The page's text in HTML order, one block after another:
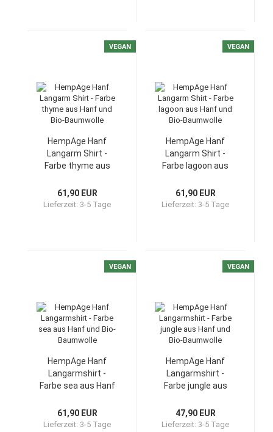
VEGAN
HempAge Hanf
Langarm Shirt -
Farbe thyme aus
Baumwolle
61,90 EUR
Lieferzeit: 3-5 Tage
VEGAN
HempAge Hanf
Langarm Shirt -
Farbe lagoon aus
Baumwolle
61,90 EUR
Lieferzeit: 3-5 Tage
VEGAN
HempAge Hanf
Langarmshirt -
Farbe sea aus Hanf
61,90 EUR
Lieferzeit: 3-5 Tage
VEGAN
HempAge Hanf
Langarmshirt -
Farbe jungle aus
Baumwolle
47,90 EUR
Lieferzeit: 3-5 Tage